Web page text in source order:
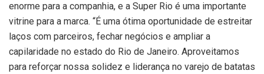
enorme para a companhia, e a Super Rio é uma importante
vitrine para a marca. “É uma ótima oportunidade de estreitar
laços com parceiros, fechar negócios e ampliar a
capilaridade no estado do Rio de Janeiro. Aproveitamos
para reforçar nossa solidez e liderança no varejo de batatas